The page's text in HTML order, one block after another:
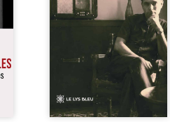
Stéphane Ezra,
médium, a pu
communiquer
avec son père,
disparu depuis
plus de vingt ans
et qu’il n’a jamais
connu. De ce
dialogue par-delà
la mort naissent